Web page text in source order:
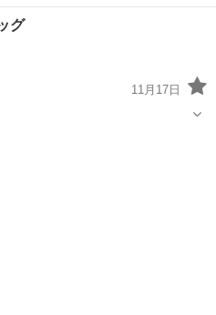
ンデンサの製造 。＋お仕事
探しをしっ
グ
11月17日